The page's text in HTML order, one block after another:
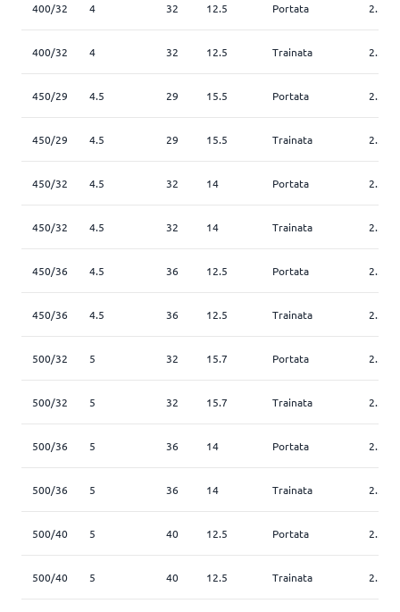
400/32 4 32 12.5 Portata 2.5
400/32 4 32 12.5 Trainata 2.5
450/29 4.5 29 15.5 Portata 2.5
450/29 4.5 29 15.5 Trainata 2.5
450/32 4.5 32 14 Portata 2.5
450/32 4.5 32 14 Trainata 2.5
450/36 4.5 36 12.5 Portata 2.5
450/36 4.5 36 12.5 Trainata 2.5
500/32 5 32 15.7 Portata 2.5
500/32 5 32 15.7 Trainata 2.5
500/36 5 36 14 Portata 2.5
500/36 5 36 14 Trainata 2.5
500/40 5 40 12.5 Portata 2.5
500/40 5 40 12.5 Trainata 2.5